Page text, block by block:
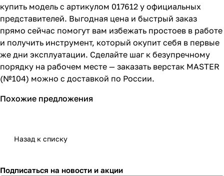
купить модель с артикулом 017612 у официальных
представителей. Выгодная цена и быстрый заказ
прямо сейчас помогут вам избежать простоев в работе
и получить инструмент, который окупит себя в первые
же дни эксплуатации. Сделайте шаг к безупречному
порядку на рабочем месте — заказать верстак MASTER
(№104) можно с доставкой по России.
Похожие предложения
Назад к списку
Подписаться на новости и акции